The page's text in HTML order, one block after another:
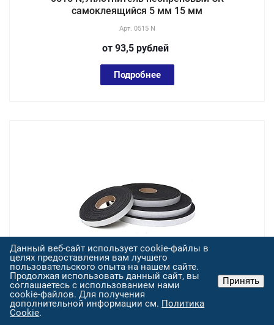
самоклеящийся 5 мм 15 мм
Арт. 0515 N
от 93,5 рублей
Подробнее
0520 N,Уплотнитель неопреновый CR
самоклеящийся 5 мм 20 мм
Арт.0520 N
Данный веб-сайт использует cookie-файлы в
целях предоставления вам лучшего
пользовательского опыта на нашем сайте.
Продолжая использовать данный сайт, вы
соглашаетесь с использованием нами
cookie-файлов. Для получения
дополнительной информации см. Политика
Cookie.
Принять